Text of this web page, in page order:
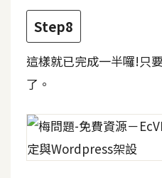
流
架
主
與
網
域
Step8
這樣就已完成一半囉!只
了。